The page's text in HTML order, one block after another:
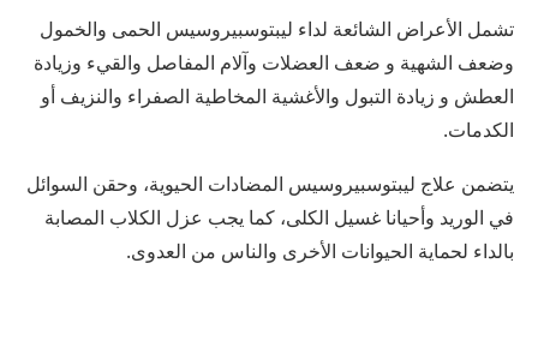
تشمل الأعراض الشائعة لداء ليبتوسبيروسيس الحمى والخمول
وضعف الشهية و ضعف العضلات وآلام المفاصل والقيء وزيادة
العطش و زيادة التبول والأغشية المخاطية الصفراء والنزيف أو
الكدمات.
يتضمن علاج ليبتوسبيروسيس المضادات الحيوية، وحقن السوائل
في الوريد وأحيانا غسيل الكلى، كما يجب عزل الكلاب المصابة
بالداء لحماية الحيوانات الأخرى والناس من العدوى.